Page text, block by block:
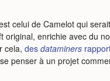
celui de Camelot qui
original, enrichie avec du
cela, des dataminers
penser à un projet